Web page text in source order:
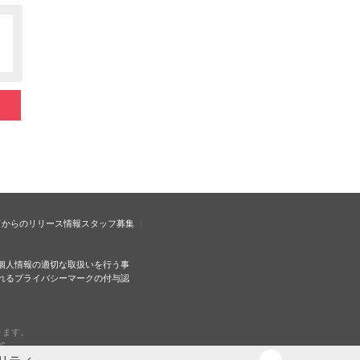
らのリリース情報スタッフ募集
人情報の適切な取扱いを行う事
るプライバシーマークの付与認
す。